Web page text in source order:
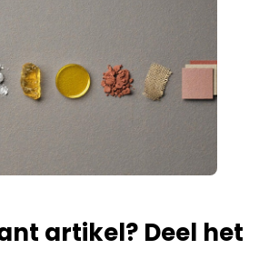
artikel? Deel het